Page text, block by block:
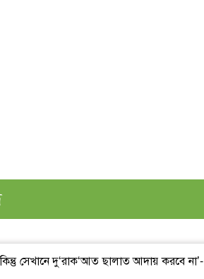
সেখানে দু‘রাক‘আত ছালাত আদায় করবে না’-